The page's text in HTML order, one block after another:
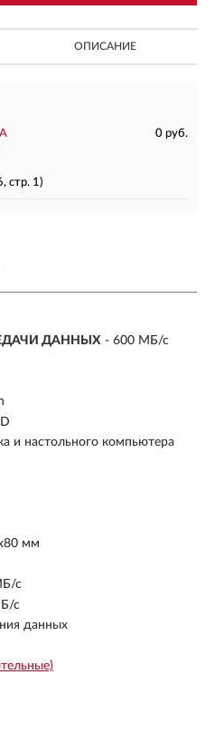
ОПИСАНИЕ
0 руб.
стр. 1)
ДАННЫХ - 600 МБ/с
и настольного компьютера
мм
с
с
данных